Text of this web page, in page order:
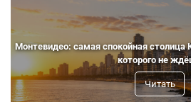
Монтевидео: самая спокойная
которого не
Читать